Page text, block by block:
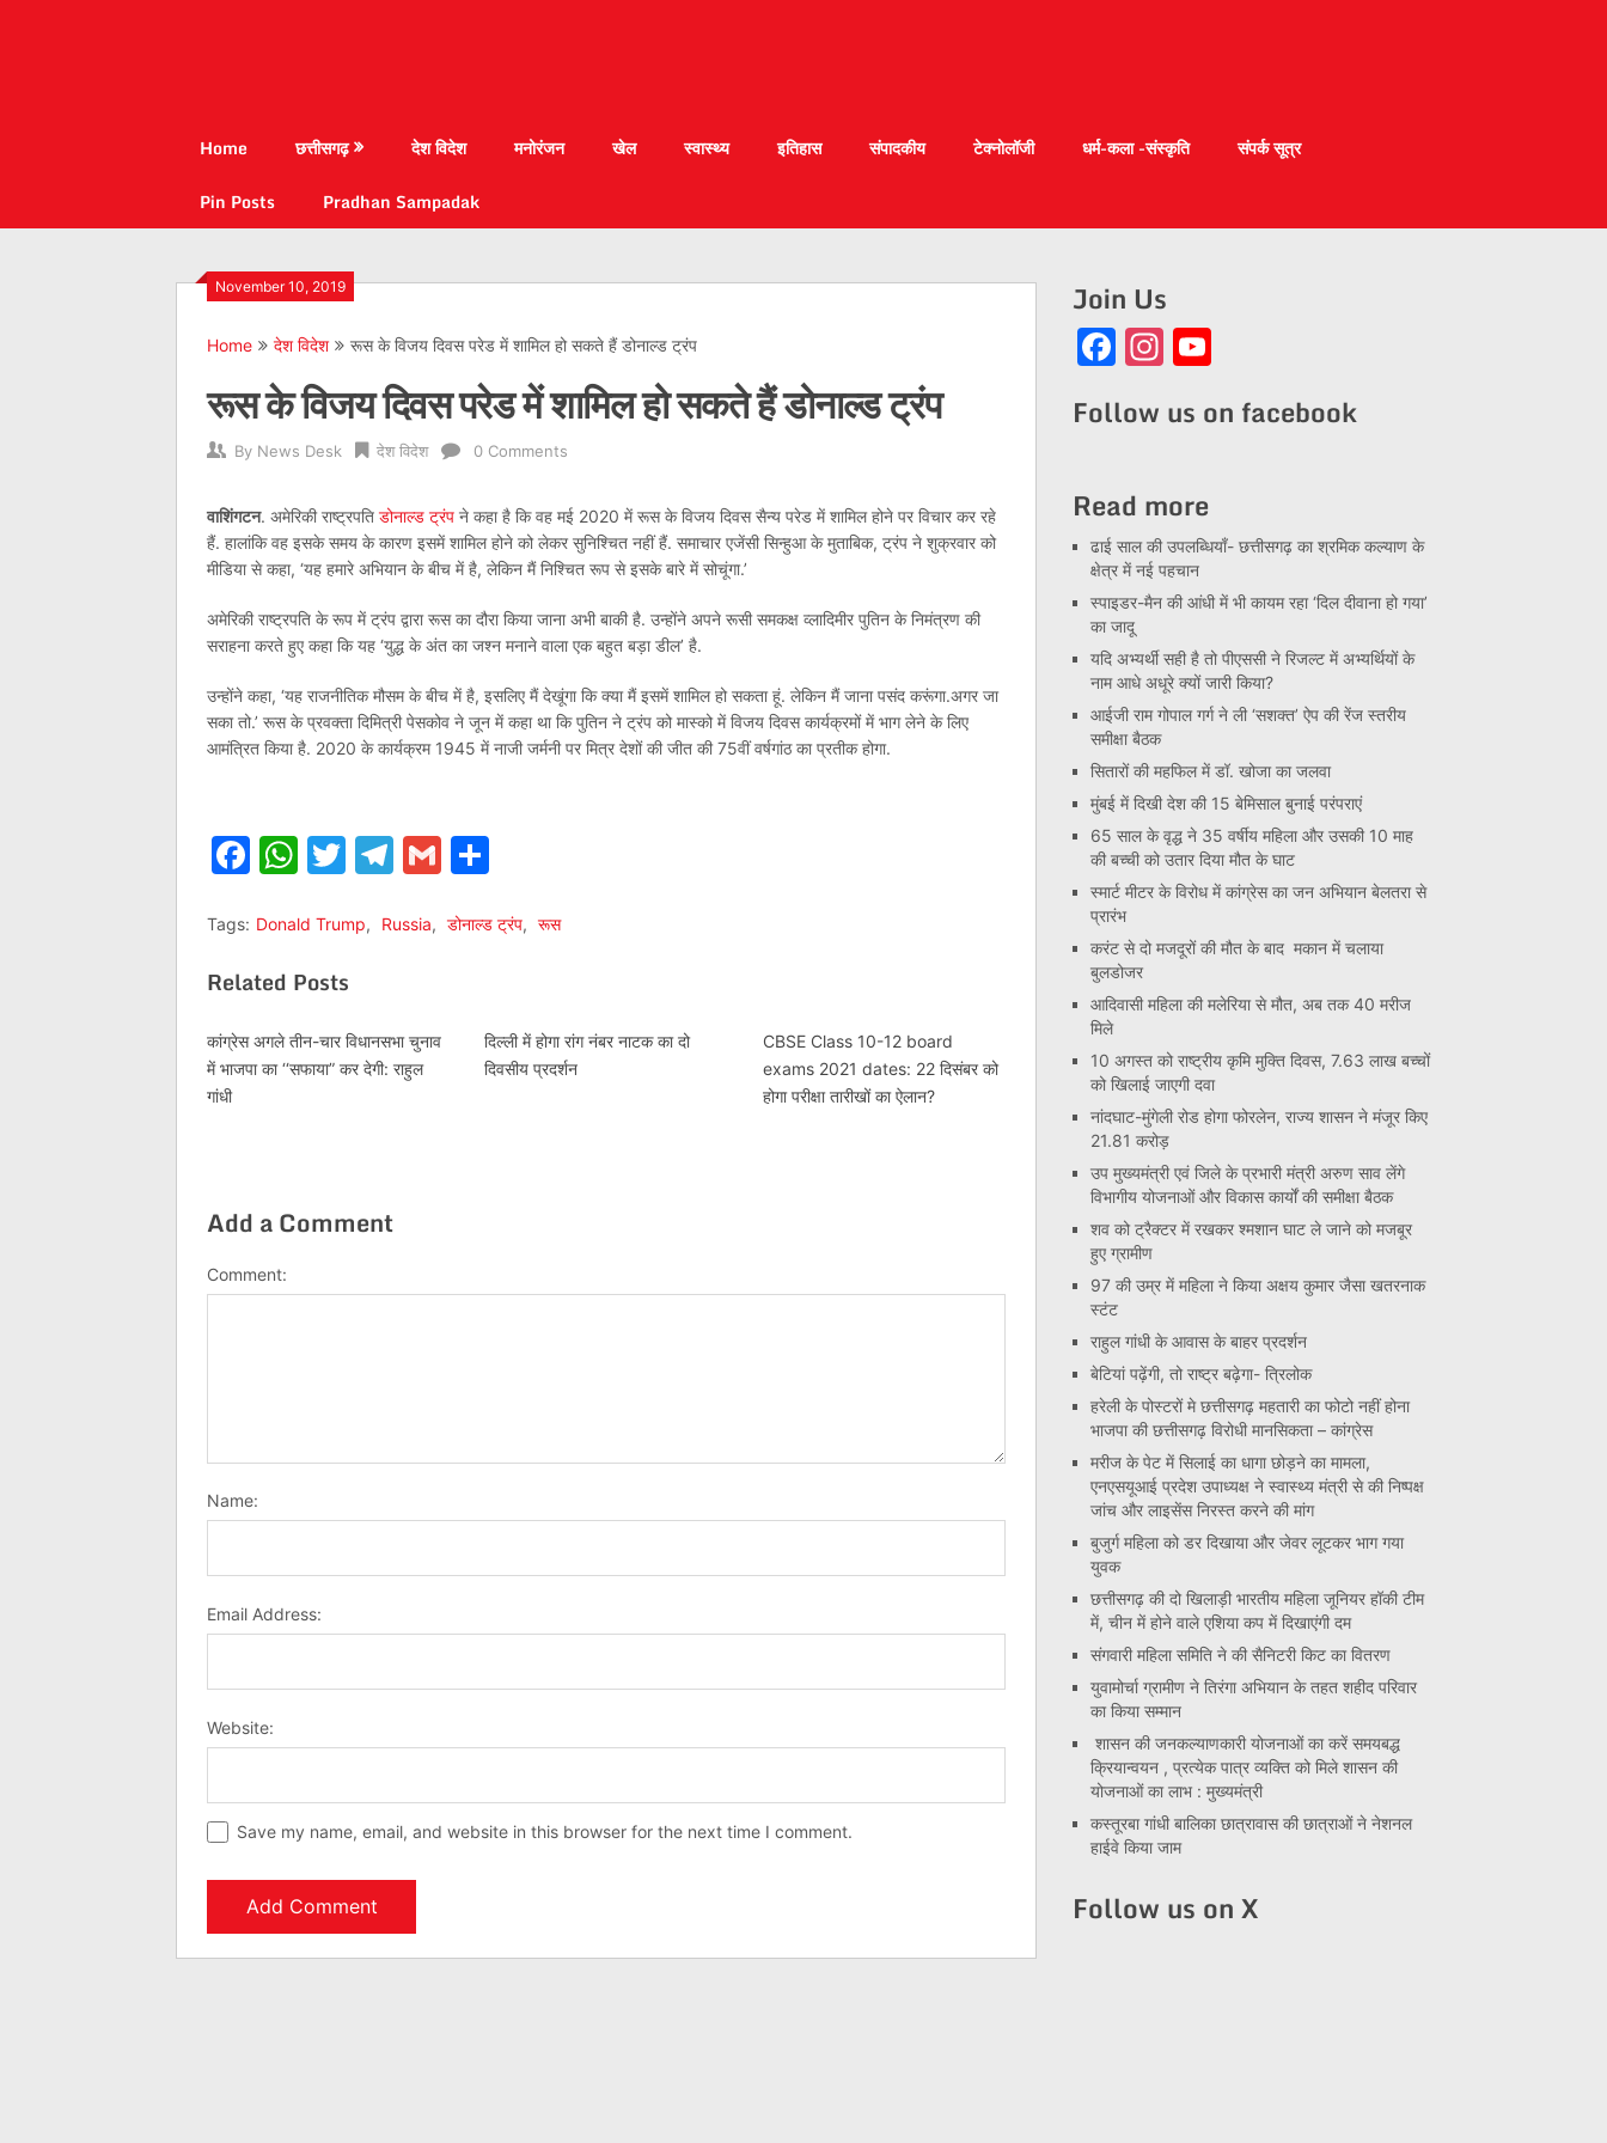
Home छत्तीसगढ़ देश विदेश मनोरंजन खेल स्वास्थ्य इतिहास संपादकीय टेक्नोलॉजी धर्म-कला -संस्कृति
संपर्क सूत्र
Pin Posts
Pradhan Sampadak
November 10, 2019
Home देश विदेश रूस के विजय दिवस परेड में शामिल हो सकते हैं डोनाल्ड ट्रंप
रूस के विजय दिवस परेड में शामिल हो सकते हैं डोनाल्ड ट्रंप
By News Desk देश विदेश 0 Comments
वाशिंगटन. अमेरिकी राष्ट्रपति डोनाल्ड ट्रंप ने कहा है कि वह मई 2020 में रूस के विजय दिवस सैन्य परेड में शामिल होने पर विचार कर रहे
हैं. हालांकि वह इसके समय के कारण इसमें शामिल होने को लेकर सुनिश्चित नहीं हैं. समाचार एजेंसी सिन्हुआ के मुताबिक, ट्रंप ने शुक्रवार को
मीडिया से कहा, ‘यह हमारे अभियान के बीच में है, लेकिन मैं निश्चित रूप से इसके बारे में सोचूंगा.’
अमेरिकी राष्ट्रपति के रूप में ट्रंप द्वारा रूस का दौरा किया जाना अभी बाकी है. उन्होंने अपने रूसी समकक्ष व्लादिमीर पुतिन के निमंत्रण की
सराहना करते हुए कहा कि यह ‘युद्ध के अंत का जश्न मनाने वाला एक बहुत बड़ा डील’ है.
उन्होंने कहा, ‘यह राजनीतिक मौसम के बीच में है, इसलिए मैं देखूंगा कि क्या मैं इसमें शामिल हो सकता हूं. लेकिन मैं जाना पसंद करूंगा.अगर जा
सका तो.’ रूस के प्रवक्ता दिमित्री पेसकोव ने जून में कहा था कि पुतिन ने ट्रंप को मास्को में विजय दिवस कार्यक्रमों में भाग लेने के लिए
आमंत्रित किया है. 2020 के कार्यक्रम 1945 में नाजी जर्मनी पर मित्र देशों की जीत की 75वीं वर्षगांठ का प्रतीक होगा.
Facebook
WhatsApp
Twitter
Telegram
Gmail
Tags: Donald Trump, Russia, डोनाल्ड ट्रंप, रूस
Related Posts
कांग्रेस अगले तीन-चार विधानसभा चुनाव
में भाजपा का ‘‘सफाया” कर देगी: राहुल
गांधी
दिल्ली में होगा रांग नंबर नाटक का दो
दिवसीय प्रदर्शन
CBSE Class 10-12 board
exams 2021 dates: 22 दिसंबर को
होगा परीक्षा तारीखों का ऐलान?
Add a Comment
Comment:
Name:
Email Address:
Website:
Save my name, email, and website in this browser for the next time I comment.
Join Us
Facebook
Instagram
Follow us on facebook
Read more
ढाई साल की उपलब्धियाँ- छत्तीसगढ़ का श्रमिक कल्याण के
क्षेत्र में नई पहचान
स्पाइडर-मैन की आंधी में भी कायम रहा ‘दिल दीवाना हो गया’
का जादू
यदि अभ्यर्थी सही है तो पीएससी ने रिजल्ट में अभ्यर्थियों के
नाम आधे अधूरे क्यों जारी किया?
आईजी राम गोपाल गर्ग ने ली ‘सशक्त’ ऐप की रेंज स्तरीय
समीक्षा बैठक
सितारों की महफिल में डॉ. खोजा का जलवा
मुंबई में दिखी देश की 15 बेमिसाल बुनाई परंपराएं
65 साल के वृद्ध ने 35 वर्षीय महिला और उसकी 10 माह
की बच्ची को उतार दिया मौत के घाट
स्मार्ट मीटर के विरोध में कांग्रेस का जन अभियान बेलतरा से
प्रारंभ
करंट से दो मजदूरों की मौत के बाद मकान में चलाया
बुलडोजर
आदिवासी महिला की मलेरिया से मौत, अब तक 40 मरीज
मिले
10 अगस्त को राष्ट्रीय कृमि मुक्ति दिवस, 7.63 लाख बच्चों
को खिलाई जाएगी दवा
नांदघाट-मुंगेली रोड होगा फोरलेन, राज्य शासन ने मंजूर किए
21.81 करोड़
उप मुख्यमंत्री एवं जिले के प्रभारी मंत्री अरुण साव लेंगे
विभागीय योजनाओं और विकास कार्यों की समीक्षा बैठक
शव को ट्रैक्टर में रखकर श्मशान घाट ले जाने को मजबूर
हुए ग्रामीण
97 की उम्र में महिला ने किया अक्षय कुमार जैसा खतरनाक
स्टंट
राहुल गांधी के आवास के बाहर प्रदर्शन
बेटियां पढ़ेंगी, तो राष्ट्र बढ़ेगा- त्रिलोक
हरेली के पोस्टरों मे छत्तीसगढ़ महतारी का फोटो नहीं होना
भाजपा की छत्तीसगढ़ विरोधी मानसिकता – कांग्रेस
मरीज के पेट में सिलाई का धागा छोड़ने का मामला,
एनएसयूआई प्रदेश उपाध्यक्ष ने स्वास्थ्य मंत्री से की निष्पक्ष
जांच और लाइसेंस निरस्त करने की मांग
बुजुर्ग महिला को डर दिखाया और जेवर लूटकर भाग गया
युवक
छत्तीसगढ़ की दो खिलाड़ी भारतीय महिला जूनियर हॉकी टीम
में, चीन में होने वाले एशिया कप में दिखाएंगी दम
संगवारी महिला समिति ने की सैनिटरी किट का वितरण
युवामोर्चा ग्रामीण ने तिरंगा अभियान के तहत शहीद परिवार
का किया सम्मान
शासन की जनकल्याणकारी योजनाओं का करें समयबद्ध
क्रियान्वयन , प्रत्येक पात्र व्यक्ति को मिले शासन की
योजनाओं का लाभ : मुख्यमंत्री
कस्तूरबा गांधी बालिका छात्रावास की छात्राओं ने नेशनल
हाईवे किया जाम
Follow us on X